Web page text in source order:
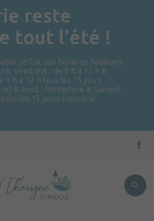
reste
tout l'été !
se fait aux horaires habituels
vendredi : de 9 h à 12 h #
9 h à 12 h tous les 15 jours
# Jeudi : fermeture # Samedi :
les 15 jours (semaine